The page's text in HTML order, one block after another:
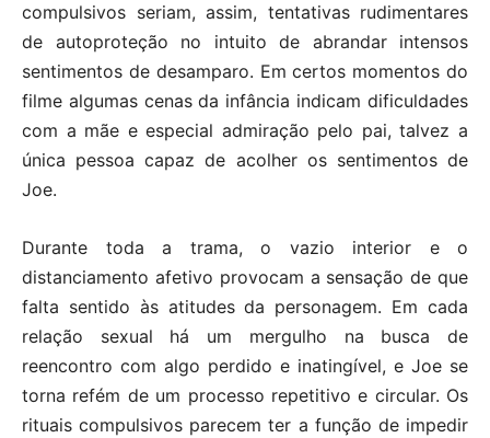
compulsivos seriam, assim, tentativas rudimentares
de autoproteção no intuito de abrandar intensos
sentimentos de desamparo. Em certos momentos do
filme algumas cenas da infância indicam dificuldades
com a mãe e especial admiração pelo pai, talvez a
única pessoa capaz de acolher os sentimentos de
Joe.
Durante toda a trama, o vazio interior e o
distanciamento afetivo provocam a sensação de que
falta sentido às atitudes da personagem. Em cada
relação sexual há um mergulho na busca de
reencontro com algo perdido e inatingível, e Joe se
torna refém de um processo repetitivo e circular. Os
rituais compulsivos parecem ter a função de impedir